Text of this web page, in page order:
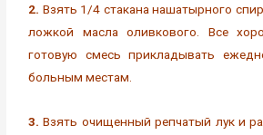
2. Взять 1/4 стакана нашатырного
ложкой масла оливкового. Все
готовую смесь прикладывать
больным местам.
3.Взять очищенный репчатый лук и